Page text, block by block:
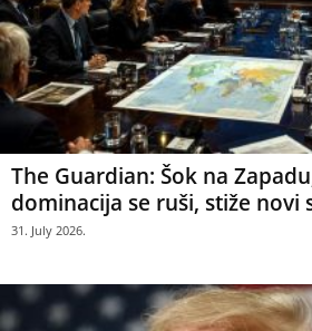
The Guardian: Šok na
dominacija se ruši, stiže novi
31. July 2026.